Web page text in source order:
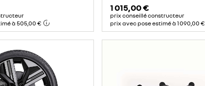
à 505,00 €
1 015,00 €
prix conseillé constructeur
prix avec pose estimé à 1 090,00 €